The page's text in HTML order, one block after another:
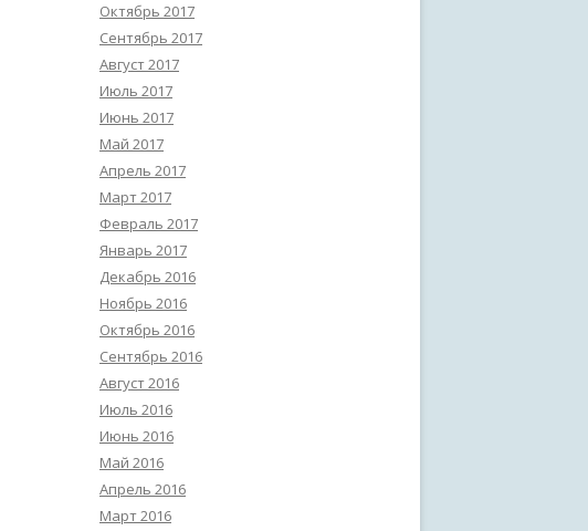
Октябрь 2017
Сентябрь 2017
Август 2017
Июль 2017
Июнь 2017
Май 2017
Апрель 2017
Март 2017
Февраль 2017
Январь 2017
Декабрь 2016
Ноябрь 2016
Октябрь 2016
Сентябрь 2016
Август 2016
Июль 2016
Июнь 2016
Май 2016
Апрель 2016
Март 2016